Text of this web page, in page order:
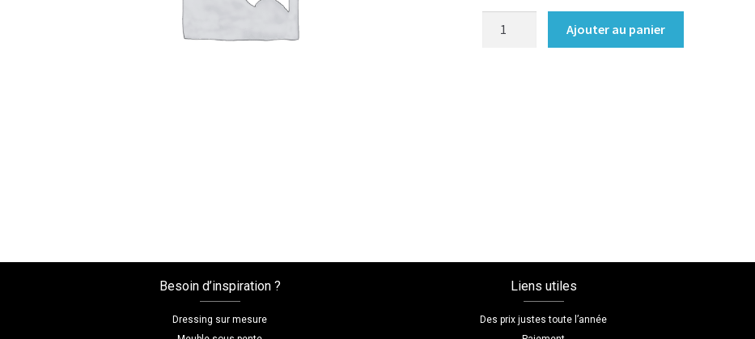
Ajouter au panier
Besoin d’inspiration ?
Dressing sur mesure
Liens utiles
Des prix justes toute l’année